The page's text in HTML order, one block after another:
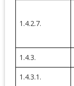
1.4.2.7.
1.4.3.
1.4.3.1.